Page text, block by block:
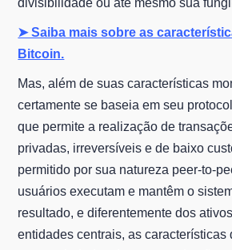
➤ Saiba mais sobre as
Bitcoin.
Mas, além de suas características
certamente se baseia em seu
que permite a realização de
privadas, irreversíveis e de baixo
permitido por sua natureza peer-to-
usuários executam e mantêm o
resultado, e diferentemente dos
entidades centrais, as características